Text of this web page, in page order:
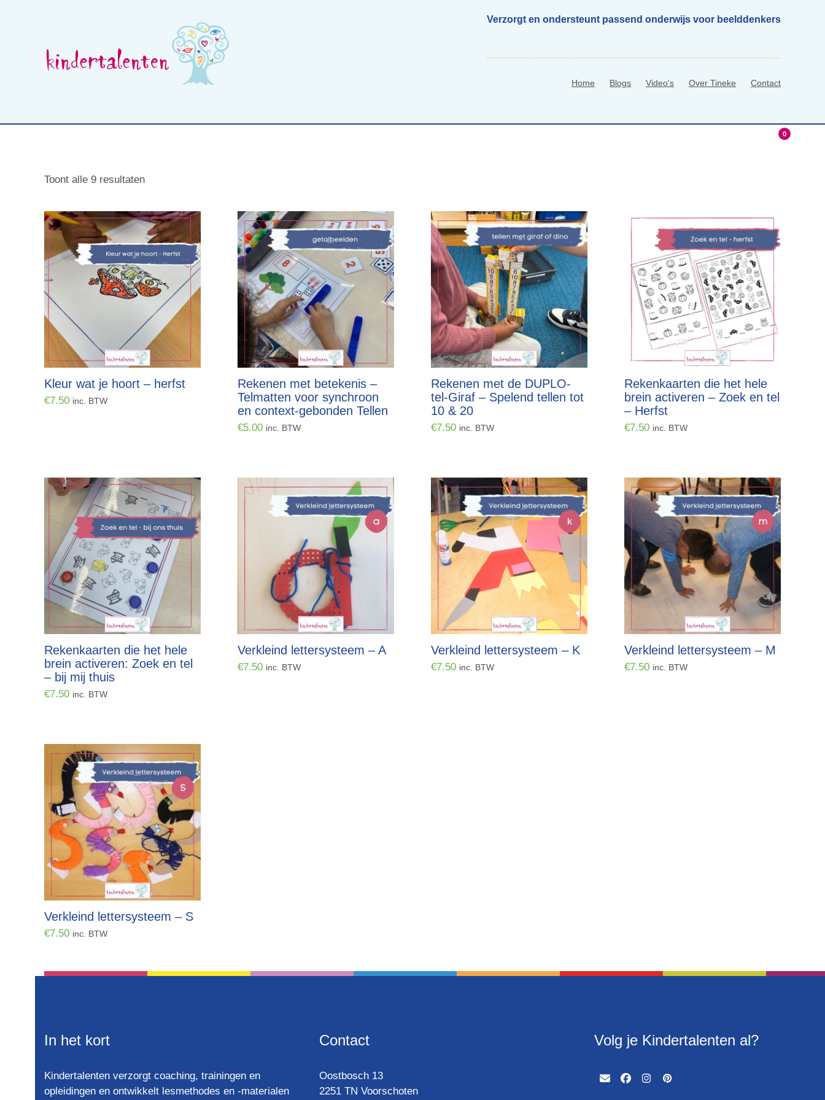
Verzorgt en ondersteunt passend onderwijs voor beelddenkers
Home Blogs Video's Over Tineke Contact
0
Toont alle 9 resultaten
Kleur wat je hoort – herfst
€7.50 inc. BTW
Rekenen met betekenis –
Telmatten voor synchroon
en context-gebonden Tellen
€5.00 inc. BTW
Rekenen met de DUPLO-
tel-Giraf – Spelend tellen tot
10 & 20
€7.50 inc. BTW
Rekenkaarten die het hele
brein activeren – Zoek en tel
– Herfst
€7.50 inc. BTW
Rekenkaarten die het hele
brein activeren: Zoek en tel
– bij mij thuis
€7.50 inc. BTW
Verkleind lettersysteem – A
€7.50 inc. BTW
Verkleind lettersysteem – K
€7.50 inc. BTW
Verkleind lettersysteem – M
€7.50 inc. BTW
Verkleind lettersysteem – S
€7.50 inc. BTW
In het kort
Kindertalenten verzorgt coaching, trainingen en
opleidingen en ontwikkelt lesmethodes en -materialen
Contact
Oost­bosch 13
2251 TN Voorschoten
Volg je Kindertalenten al?
EmailFacebook
Instagram
Pinterest